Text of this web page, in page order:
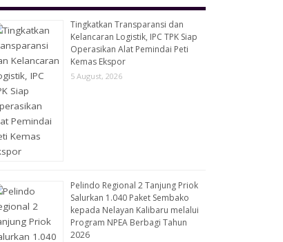
Tingkatkan Transparansi dan
Kelancaran Logistik, IPC TPK Siap
Operasikan Alat Pemindai Peti
Kemas Ekspor
5 August, 2026
Pelindo Regional 2 Tanjung Priok
Salurkan 1.040 Paket Sembako
kepada Nelayan Kalibaru melalui
Program NPEA Berbagi Tahun
2026